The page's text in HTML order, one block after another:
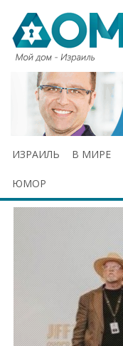
ИЗРАИЛЬ В МИРЕ
ЮМОР